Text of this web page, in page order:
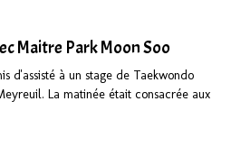
Maitre Park Moon Soo
d'assisté à un stage de Taekwondo
La matinée était consacrée aux